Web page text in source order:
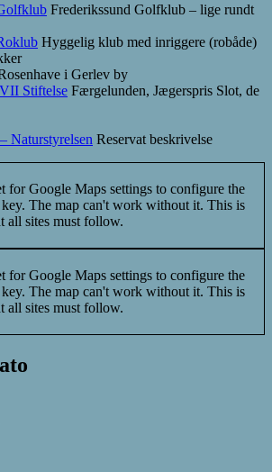
Frederikssund Golfklub – lige rundt
Hyggelig klub med inriggere (robåde)
i Gerlev by
Stiftelse Færgelunden, Jægerspris Slot, de
Naturstyrelsen Reservat beskrivelse
for Google Maps settings to configure the
The map can't work without it. This is
all sites must follow.
for Google Maps settings to configure the
The map can't work without it. This is
all sites must follow.